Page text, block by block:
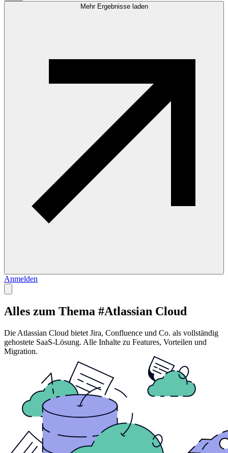
Mehr Ergebnisse laden
Anmelden
Alles zum Thema #Atlassian Cloud
Die Atlassian Cloud bietet Jira, Confluence und Co. als vollständig
gehostete SaaS-Lösung. Alle Inhalte zu Features, Vorteilen und
Migration.